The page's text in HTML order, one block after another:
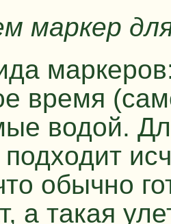
маркер
время
водой.
обычно
а такая